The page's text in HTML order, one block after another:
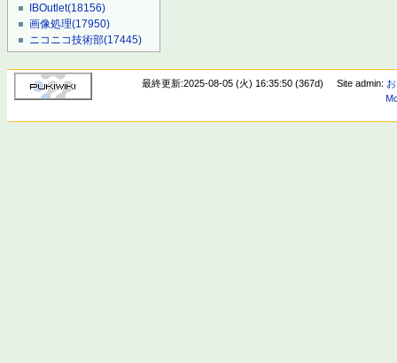
IBOutlet(18156)
画像処理(17950)
ニコニコ技術部(17445)
最終更新:2025-08-05 (火) 16:35:50 (367d) Site admin: